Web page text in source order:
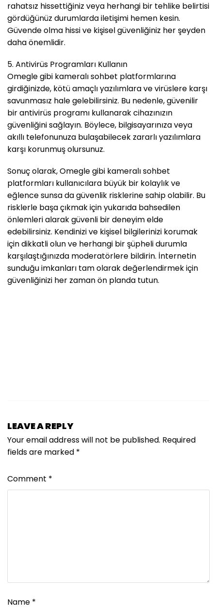
rahatsız hissettiğiniz veya herhangi bir tehlike belirtisi
gördüğünüz durumlarda iletişimi hemen kesin.
Güvende olma hissi ve kişisel güvenliğiniz her şeyden
daha önemlidir.
5. Antivirüs Programları Kullanın
Omegle gibi kameralı sohbet platformlarına
girdiğinizde, kötü amaçlı yazılımlara ve virüslere karşı
savunmasız hale gelebilirsiniz. Bu nedenle, güvenilir
bir antivirüs programı kullanarak cihazınızın
güvenliğini sağlayın. Böylece, bilgisayarınıza veya
akıllı telefonunuza bulaşabilecek zararlı yazılımlara
karşı korunmuş olursunuz.
Sonuç olarak, Omegle gibi kameralı sohbet
platformları kullanıcılara büyük bir kolaylık ve
eğlence sunsa da güvenlik risklerine sahip olabilir. Bu
risklerle başa çıkmak için yukarıda bahsedilen
önlemleri alarak güvenli bir deneyim elde
edebilirsiniz. Kendinizi ve kişisel bilgilerinizi korumak
için dikkatli olun ve herhangi bir şüpheli durumla
karşılaştığınızda moderatörlere bildirin. İnternetin
sunduğu imkanları tam olarak değerlendirmek için
güvenliğinizi her zaman ön planda tutun.
LEAVE A REPLY
Your email address will not be published. Required
fields are marked *
Comment *
Name *